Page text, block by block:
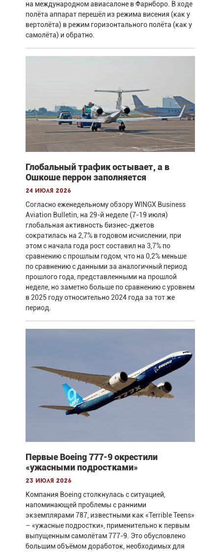
на международном авиасалоне в Фарнборо. В ходе
полёта аппарат перешёл из режима висения (как у
вертолёта) в режим горизонтального полёта (как у
самолёта) и обратно.
Глобальный трафик остывает, а в
Ошкоше перрон заполняется
24 июля 2026
Согласно еженедельному обзору WINGX Business
Aviation Bulletin, на 29-й неделе (7-19 июля)
глобальная активность бизнес-джетов
сократилась на 2,7% в годовом исчислении, при
этом с начала года рост составил на 3,7% по
сравнению с прошлым годом, что на 0,2% меньше
по сравнению с данными за аналогичный период
прошлого года, представленными на прошлой
неделе, но заметно больше по сравнению с уровнем
в 2025 году относительно 2024 года за тот же
период.
Первые Boeing 777-9 окрестили
«ужасными подростками»
23 июля 2026
Компания Boeing столкнулась с ситуацией,
напоминающей проблемы с ранними
экземплярами 787, известными как «Terrible Teens»
– «ужасные подростки», применительно к первым
выпущенным самолётам 777-9. Это обусловлено
большим объёмом доработок, необходимых для